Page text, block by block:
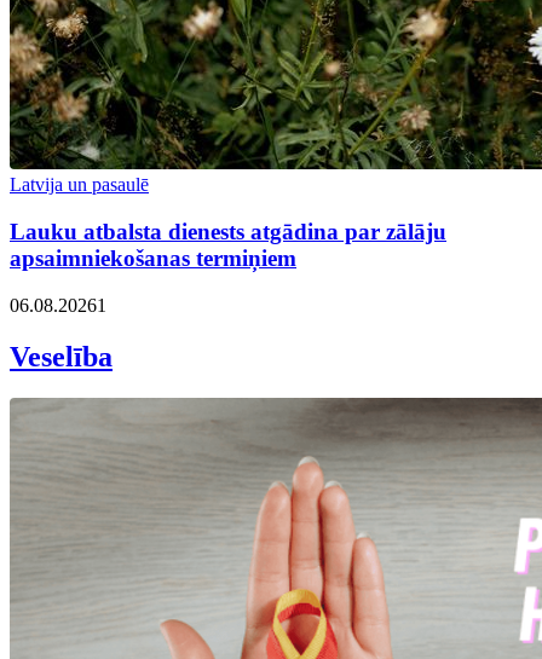
Latvija un pasaulē
Lauku atbalsta dienests atgādina par zālāju
apsaimniekošanas termiņiem
06.08.20261
Veselība